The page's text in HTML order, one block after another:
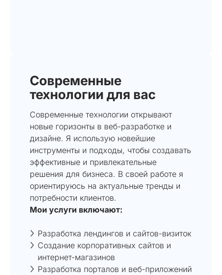
Современные
технологии для вас
Современные технологии открывают
новые горизонты в веб-разработке и
дизайне. Я использую новейшие
инструменты и подходы, чтобы создавать
эффективные и привлекательные
решения для бизнеса. В своей работе я
ориентируюсь на актуальные тренды и
потребности клиентов.
Мои услуги включают:
Разработка лендингов и сайтов-визиток
Создание корпоративных сайтов и
интернет-магазинов
Разработка порталов и веб-приложений